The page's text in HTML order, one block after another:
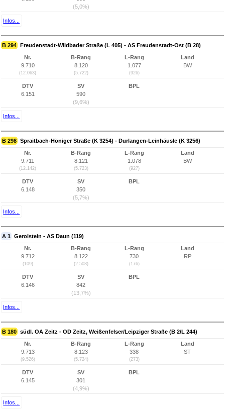
(5,0%)
Infos...
B 294 Freudenstadt-Wildbader Straße (L 405) - AS Freudenstadt-Ost (B 28)
Nr.
9.710
(12.063)
B-Rang
8.120
(5.722)
L-Rang
1.077
(926)
Land
BW
DTV
6.151
SV
590
(9,6%)
BPL
Infos...
B 298 Spraitbach-Höniger Straße (K 3254) - Durlangen-Leinhäusle (K 3256)
Nr.
9.711
(12.142)
B-Rang
8.121
(5.723)
L-Rang
1.078
(927)
Land
BW
DTV
6.148
SV
350
(5,7%)
BPL
Infos...
A 1 Gerolstein - AS Daun (119)
Nr.
9.712
(109)
B-Rang
8.122
(2.503)
L-Rang
730
(176)
Land
RP
DTV
6.146
SV
842
(13,7%)
BPL
Infos...
B 180 südl. OA Zeitz - OD Zeitz, Weißenfelser/Leipziger Straße (B 2/L 244)
Nr.
9.713
(9.526)
B-Rang
8.123
(5.724)
L-Rang
338
(273)
Land
ST
DTV
6.145
SV
301
(4,9%)
BPL
Infos...